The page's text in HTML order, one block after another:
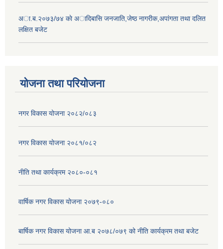
अा.ब.२०७३/७४ काे अादिबासि जनजाति,जेष्ठ नागरीक,अपांगता तथा दलित
लक्षित बजेट
योजना तथा परियोजना
नगर विकास योजना २०८२/०८३
नगर विकास योजना २०८१/०८२
नीति तथा कार्यक्रम २०८०-०८१
वार्षिक नगर विकास योजना २०७९-०८०
बार्षिक नगर विकास योजना आ.ब २०७८/०७९ को नीति कार्यक्रम तथा बजेट